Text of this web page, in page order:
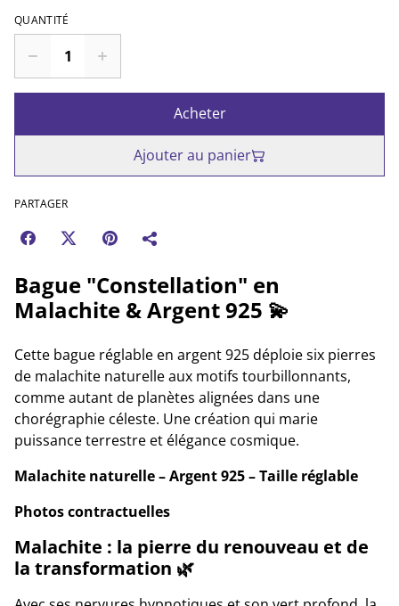
QUANTITÉ
Acheter
Ajouter au panier
PARTAGER
Bague "Constellation" en
Malachite & Argent 925 💫
Cette bague réglable en argent 925 déploie six pierres
de malachite naturelle aux motifs tourbillonnants,
comme autant de planètes alignées dans une
chorégraphie céleste. Une création qui marie
puissance terrestre et élégance cosmique.
Malachite naturelle – Argent 925 – Taille réglable
Photos contractuelles
Malachite : la pierre du renouveau et de
la transformation 🌿